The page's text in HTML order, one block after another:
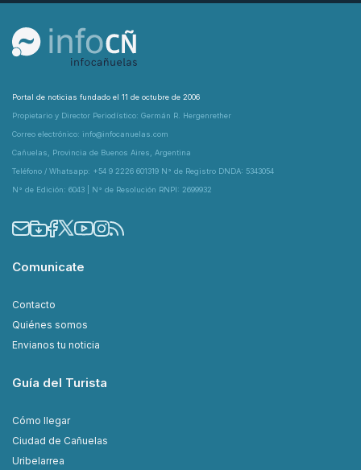
Portal de noticias fundado el 11 de octubre de 2006
Propietario y Director Periodístico: Germán R. Hergenrether
Correo electrónico: info@infocanuelas.com
Cañuelas, Provincia de Buenos Aires, Argentina
Teléfono / Whatsapp: +54 9 2226 601319 N° de Registro DNDA: 5343054
N° de Edición: 6043 | N° de Resolución RNPI: 2699932
Comunicate
Contacto
Quiénes somos
Envianos tu noticia
Guía del Turista
Cómo llegar
Ciudad de Cañuelas
Uribelarrea